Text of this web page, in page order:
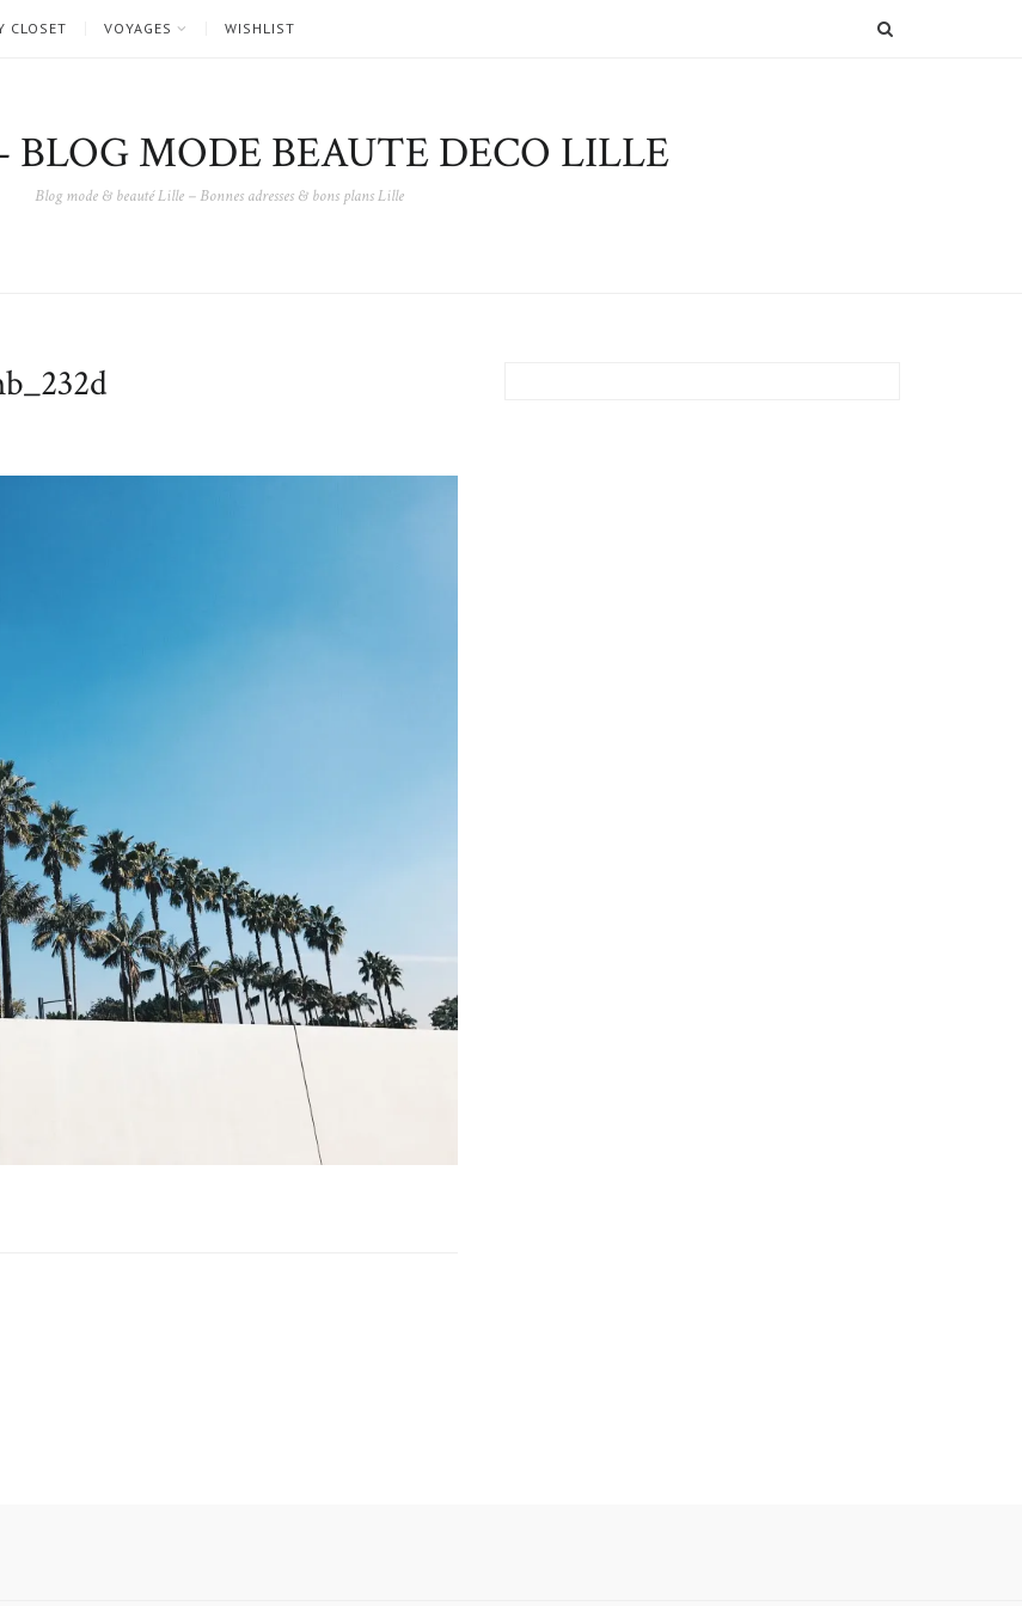
CLOSET VOYAGES WISHLIST
BLOG MODE BEAUTE DECO LILLE
Blog mode & beauté Lille – Bonnes adresses & bons plans Lille